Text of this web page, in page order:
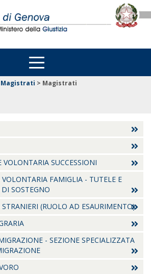
Magistrati > Magistrati
VOLONTARIA SUCCESSIONI
VOLONTARIA FAMIGLIA - TUTELE E
SOSTEGNO
(RUOLO AD ESAURIMENTO)
- SEZIONE SPECIALIZZATA